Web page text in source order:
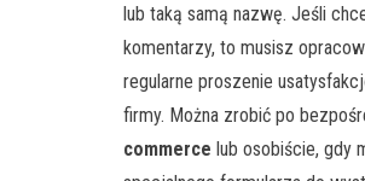
lub taką samą nazwę. Jeśli
komentarzy, to musisz
regularne proszenie
firmy. Można zrobić po
commerce lub osobiście, gdy